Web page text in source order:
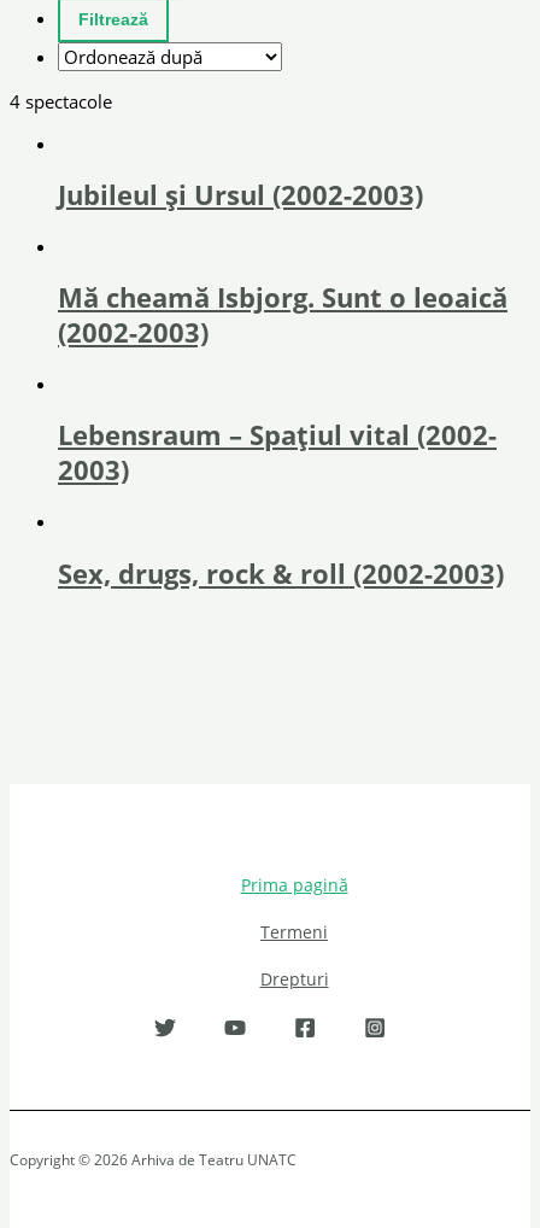
4 spectacole
Jubileul și Ursul (2002-2003)
Mă cheamă Isbjorg. Sunt o leoaică
(2002-2003)
Lebensraum – Spațiul vital (2002-
2003)
Sex, drugs, rock & roll (2002-2003)
Prima pagină
Termeni
Drepturi
Copyright © 2026 Arhiva de Teatru UNATC